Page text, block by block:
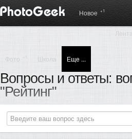
Новое +1
Лента
Фото Школа Еще ...
Вопросы и ответы:
"Рейтинг"